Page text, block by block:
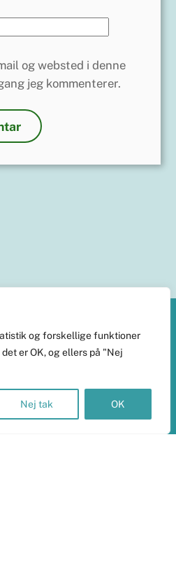
og forskellige funktioner
er OK, og ellers på "Nej
Nej tak OK
og websted i denne
jeg kommenterer.
To
Top